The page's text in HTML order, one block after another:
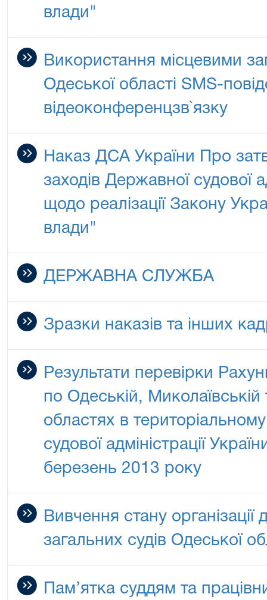
влади"
Використання місцевими
Одеської області SMS-
відеоконференцзв`язку
Наказ ДСА України Про
заходів Державної судової
щодо реалізації Закону
влади"
ДЕРЖАВНА СЛУЖБА
Зразки наказів та інших
Результати перевірки
по Одеській, Миколаївській
областях в
судової адміністрації
березень 2013 року
Вивчення стану організації
загальних судів Одеської
Пам’ятка суддям та